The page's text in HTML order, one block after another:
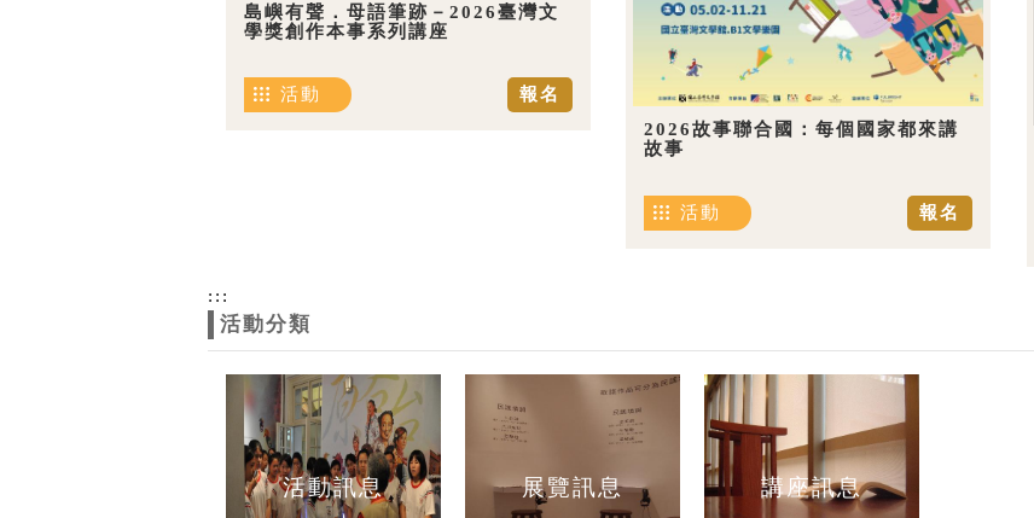
島嶼有聲．母語筆跡－2026臺灣文
學獎創作本事系列講座
報名
活動
2026故事聯合國：每個國家都來講
故事
報名
活動
:::
活動分類
活動訊息 展覽訊息 講座訊息